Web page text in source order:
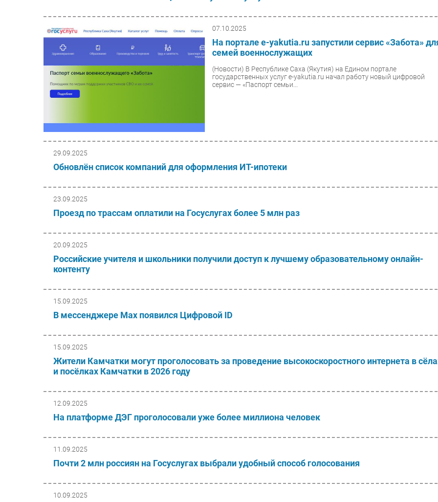
07.10.2025
На портале e-yakutia.ru запустили сервис «Забота»
семей военнослужащих
(Новости) В Республике Саха (Якутия) на Едином портале
государственных услуг e-yakutia.ru начал работу новый цифровой
сервис — «Паспорт семьи...
29.09.2025
Обновлён список компаний для оформления ИТ-ипотеки
23.09.2025
Проезд по трассам оплатили на Госуслугах более 5 млн раз
20.09.2025
Российские учителя и школьники получили доступ к лучшему образовательному онлайн-
контенту
15.09.2025
В мессенджере Мах появился Цифровой ID
15.09.2025
Жители Камчатки могут проголосовать за проведение высокоскоростного интернета в
и посёлках Камчатки в 2026 году
12.09.2025
На платформе ДЭГ проголосовали уже более миллиона человек
11.09.2025
Почти 2 млн россиян на Госуслугах выбрали удобный способ голосования
10.09.2025